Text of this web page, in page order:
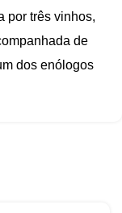
por três vinhos,
de
dos enólogos